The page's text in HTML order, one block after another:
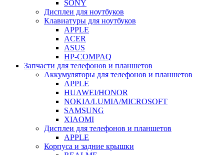
SONY
Дисплеи для ноутбуков
Клавиатуры для ноутбуков
APPLE
ACER
ASUS
HP-COMPAQ
Запчасти для телефонов и планшетов
Аккумуляторы для телефонов и планшетов
APPLE
HUAWEI/HONOR
NOKIA/LUMIA/MICROSOFT
SAMSUNG
XIAOMI
Дисплеи для телефонов и планшетов
APPLE
Корпуса и задние крышки